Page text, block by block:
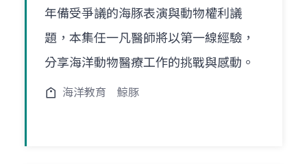
年備受爭議的海豚表演與動物權利議
題，本集任一凡醫師將以第一線經驗，
分享海洋動物醫療工作的挑戰與感動。
海洋教育 鯨豚